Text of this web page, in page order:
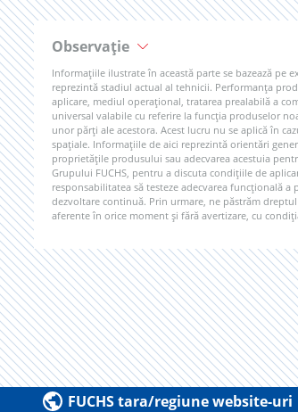
Observație
Informațiile ilustrate în această parte se bazează pe
reprezintă stadiul actual al tehnicii. Performanța
aplicare, mediul operațional, tratarea prealabilă a
universal valabile cu referire la funcția produselor
unor părți ale acestora. Acest lucru nu se aplică în
spațiale. Informațiile de aici reprezintă orientări
proprietățile produsului sau adecvarea acestuia
Grupului FUCHS, pentru a discuta condițiile de
responsabilitatea să testeze adecvarea funcțională
dezvoltare continuă. Prin urmare, ne păstrăm
aferente în orice moment și fără avertizare, cu
FUCHS tara/regiune website-uri